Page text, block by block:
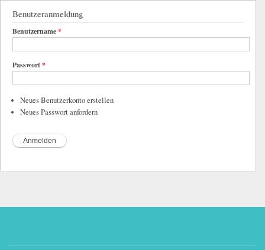
Benutzeranmeldung
Benutzername*
Passwort*
Neues Benutzerkonto erstellen
Neues Passwort anfordern